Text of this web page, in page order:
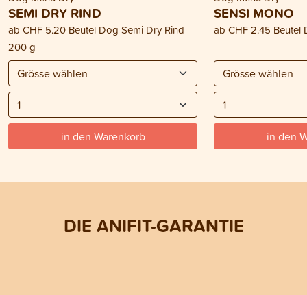
SEMI DRY RIND
ab CHF 5.20 Beutel Dog Semi Dry Rind
200 g
in den Warenkorb
SENSI MONO
ab CHF 2.45 Beutel
in den
DIE ANIFIT-GARANTIE